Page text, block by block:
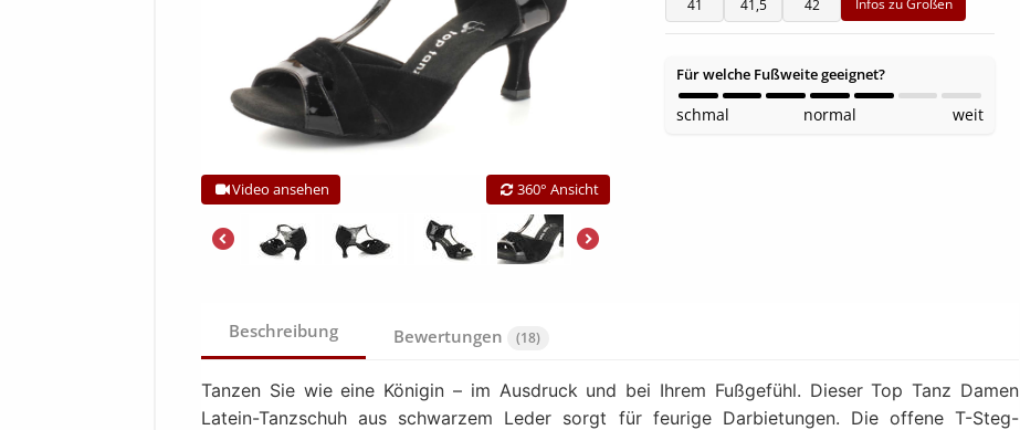
Video ansehen 360° Ansicht
41
41,5 42 Infos zu Größen
Für welche Fußweite geeignet?
schmal normal weit
Beschreibung Bewertungen (18)
Tanzen Sie wie eine Königin – im Ausdruck und bei Ihrem Fußgefühl. Dieser Top Tanz Damen
Latein-Tanzschuh aus schwarzem Leder sorgt für feurige Darbietungen. Die offene T-Steg-